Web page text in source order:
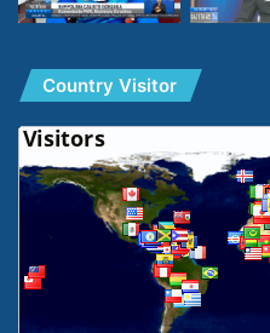
Country Visitor